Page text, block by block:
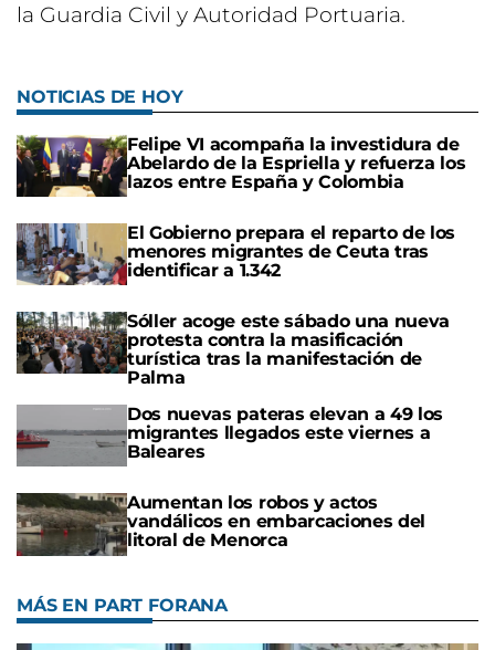
la Guardia Civil y Autoridad Portuaria.
NOTICIAS DE HOY
Felipe VI acompaña la investidura de
Abelardo de la Espriella y refuerza los
lazos entre España y Colombia
El Gobierno prepara el reparto de los
menores migrantes de Ceuta tras
identificar a 1.342
Sóller acoge este sábado una nueva
protesta contra la masificación
turística tras la manifestación de
Palma
Dos nuevas pateras elevan a 49 los
migrantes llegados este viernes a
Baleares
Aumentan los robos y actos
vandálicos en embarcaciones del
litoral de Menorca
MÁS EN PART FORANA